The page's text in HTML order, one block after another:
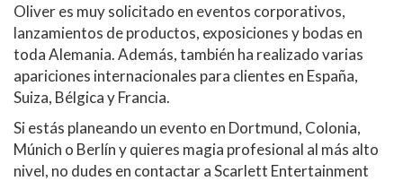
Oliver es muy solicitado en eventos corporativos,
lanzamientos de productos, exposiciones y bodas en
toda Alemania. Además, también ha realizado varias
apariciones internacionales para clientes en España,
Suiza, Bélgica y Francia.
Si estás planeando un evento en Dortmund, Colonia,
Múnich o Berlín y quieres magia profesional al más alto
nivel, no dudes en contactar a Scarlett Entertainment